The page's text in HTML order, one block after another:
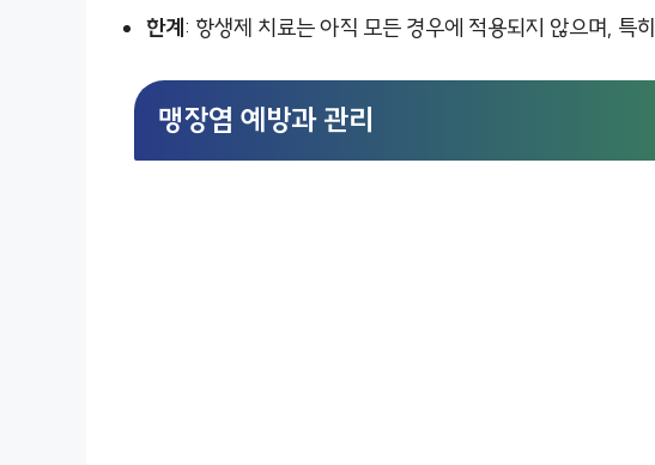
한계: 항생제 치료는 아직 모든 경우에 적용되지 않으며, 특히
맹장염 예방과 관리